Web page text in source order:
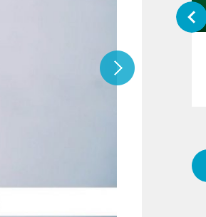
『アイ＝ラブ！げーみんぐ』＝LOV
E齋藤樹愛羅＆佐々木舞香SPインタ